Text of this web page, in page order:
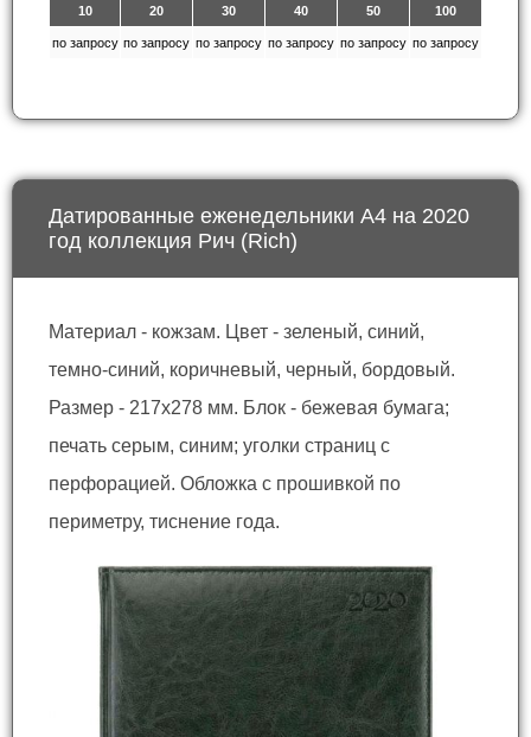
10 20 30 40 50 100
по запросу по запросу по запросу по запросу по запросу по запросу
Датированные еженедельники А4 на 2020
год коллекция Рич (Rich)
Материал - кожзам. Цвет - зеленый, синий,
темно-синий, коричневый, черный, бордовый.
Размер - 217x278 мм. Блок - бежевая бумага;
печать серым, синим; уголки страниц с
перфорацией. Обложка с прошивкой по
периметру, тиснение года.